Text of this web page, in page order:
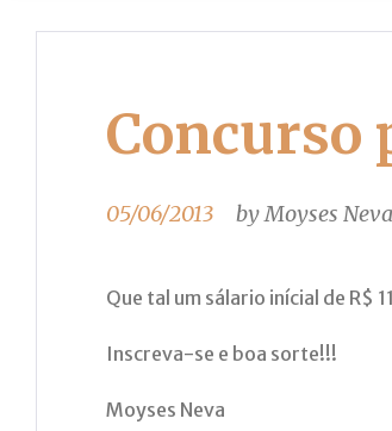
Concurso
05/06/2013 byMoyses Neva
Que tal um sálario inícial de R$
Inscreva-se e boa sorte!!!
Moyses Neva